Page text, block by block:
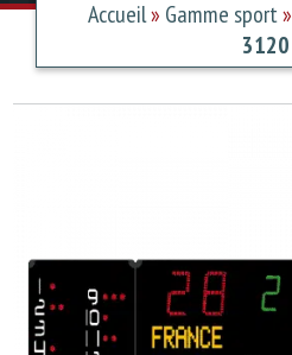
Accueil» Gamme sport»
3120